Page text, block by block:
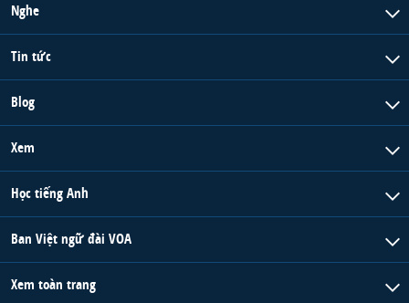
Nghe
Tin tức
Blog
Xem
Học tiếng Anh
Ban Việt ngữ đài VOA
Xem toàn trang